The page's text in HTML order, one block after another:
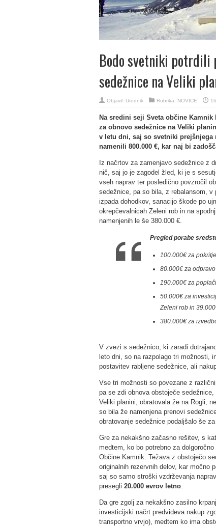
Bodo svetniki potrdili
sedežnice na Veliki
Objavil: Urednik Rubrika: NOVICE
Na sredini seji Sveta občine
za obnovo sedežnice na Veliki
v letu dni, saj so svetniki prejšnjega
namenili 800.000 €, kar naj bi
Iz načrtov za zamenjavo sedežnice z
nič, saj jo je zagodel žled, ki je s
vseh naprav ter posledično povzročil
sedežnice, pa so bila, z rebalansom, v
izpada dohodkov, sanacijo škode po
okrepčevalnicah Zeleni rob in na
namenjenih le še 380.000 €.
Pregled porabe
100.000€ za
80.000€ za
190.000€ za
50.000€ za
Zeleni rob in
380.000€ za
V zvezi s sedežnico, ki zaradi
leto dni, so na razpolago tri možnosti,
postavitev rabljene sedežnice, ali
Vse tri možnosti so povezane z
pa se zdi obnova obstoječe
Veliki planini, obratovala že na Rogli,
so bila že namenjena prenovi
obratovanje sedežnice podaljšalo še
Gre za nekakšno začasno rešitev, s
medtem, ko bo potrebno za
Občine Kamnik. Težava z obstoječo
originalnih rezervnih delov, kar močno
saj so samo stroški vzdrževanja
presegli 20.000 evrov letno.
Da gre zgolj za nekakšno zasilno
investicijski načrt predvideva nakup
transportno vrvjo), medtem ko ima